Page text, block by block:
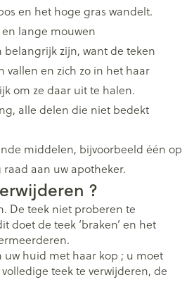
en het hoge gras wandelt.
lange mouwen
zijn, want de teken
vallen en zich zo in het haar
om ze daar uit te halen.
alle delen die niet bedekt
middelen, bijvoorbeeld één op
raad aan uw apotheker.
?
De teek niet proberen te
doet de teek ‘braken’ en het
uw huid met haar kop ; u moet
teek te verwijderen, de